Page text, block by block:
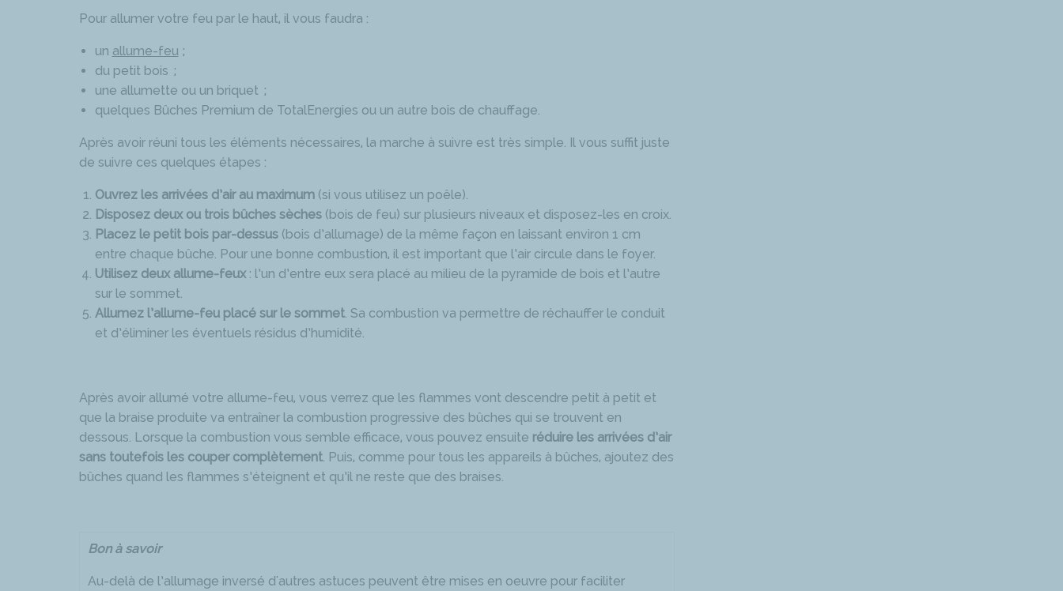
Pour allumer votre feu par le haut, il vous faudra :
un allume-feu ;
du petit bois ;
une allumette ou un briquet ;
quelques Bûches Premium de TotalEnergies ou un autre bois de chauffage.
Après avoir réuni tous les éléments nécessaires, la marche à suivre est très simple. Il vous suffit juste
de suivre ces quelques étapes :
Ouvrez les arrivées d’air au maximum(si vous utilisez un poêle).
Disposez deux ou trois bûches sèches(bois de feu) sur plusieurs niveaux et disposez-les en croix.
Placez le petit bois par-dessus(bois d’allumage) de la même façon en laissant environ 1 cm
entre chaque bûche. Pour une bonne combustion, il est important que l’air circule dans le foyer.
Utilisez deux allume-feux: l’un d’entre eux sera placé au milieu de la pyramide de bois et l’autre
sur le sommet.
Allumez l’allume-feu placé sur le sommet. Sa combustion va permettre de réchauffer le conduit
et d’éliminer les éventuels résidus d’humidité.
Après avoir allumé votre allume-feu, vous verrez que les flammes vont descendre petit à petit et
que la braise produite va entraîner la combustion progressive des bûches qui se trouvent en
dessous. Lorsque la combustion vous semble efficace, vous pouvez ensuite réduire les arrivées d’air
sans toutefois les couper complètement. Puis, comme pour tous les appareils à bûches, ajoutez des
bûches quand les flammes s’éteignent et qu’il ne reste que des braises.
Bon à savoir
Au-delà de l’allumage inversé d'autres astuces peuvent être mises en oeuvre pour faciliter